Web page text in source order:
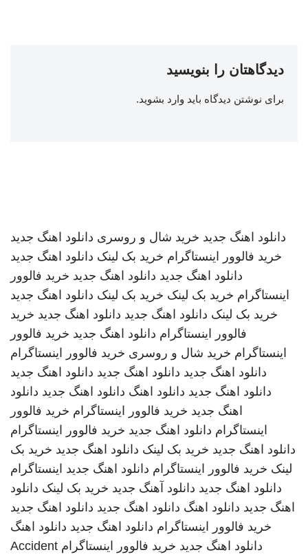
دیدگاهتان را بنویسید
برای نوشتن دیدگاه باید وارد بشوید.
دانلود اهنگ جدید خرید شال و روسری دانلود اهنگ جدید
خرید فالوور اینستاگرام خرید بک لینک دانلود اهنگ جدید
دانلود اهنگ جدید دانلود اهنگ جدید خرید فالوور
اینستاگرام خرید بک لینک خرید بک لینک دانلود اهنگ جدید
خرید بک لینک دانلود اهنگ جدید دانلود اهنگ جدید خرید
فالوور اینستاگرام دانلود اهنگ جدید خرید فالوور
اینستاگرام خرید شال و روسری خرید فالوور اینستاگرام
دانلود اهنگ جدید دانلود اهنگ جدید دانلود اهنگ جدید
دانلود اهنگ جدید دانلود اهنگ دانلود اهنگ جدید دانلود
اهنگ جدید خرید فالوور اینستاگرام خرید فالوور
اینستاگرام دانلود اهنگ جدید خرید فالوور اینستاگرام
دانلود اهنگ جدید خرید بک لینک دانلود اهنگ جدید خرید بک
لینک خرید فالوور اینستاگرام دانلود اهنگ جدید اینستاگرام
دانلود اهنگ جدید دانلود آهنگ جدید خرید بک لینک دانلود
اهنگ جدید دانلود اهنگ دانلود اهنگ جدید دانلود اهنگ جدید
خرید فالوور اینستاگرام دانلود اهنگ جدید دانلود اهنگ
دانلود اهنگ جدید خرید فالوور اینستاگرام Accident